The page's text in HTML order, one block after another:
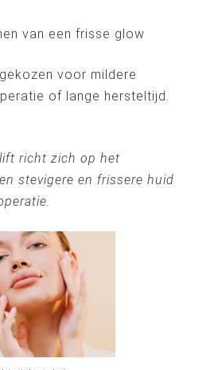
van een frisse glow
voor mildere
of lange hersteltijd.
richt zich op het
stevigere en frissere huid